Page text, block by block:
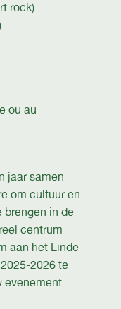
rock)
ou au
jaar samen
om cultuur en
brengen in de
centrum
aan het Linde
2026 te
evenement